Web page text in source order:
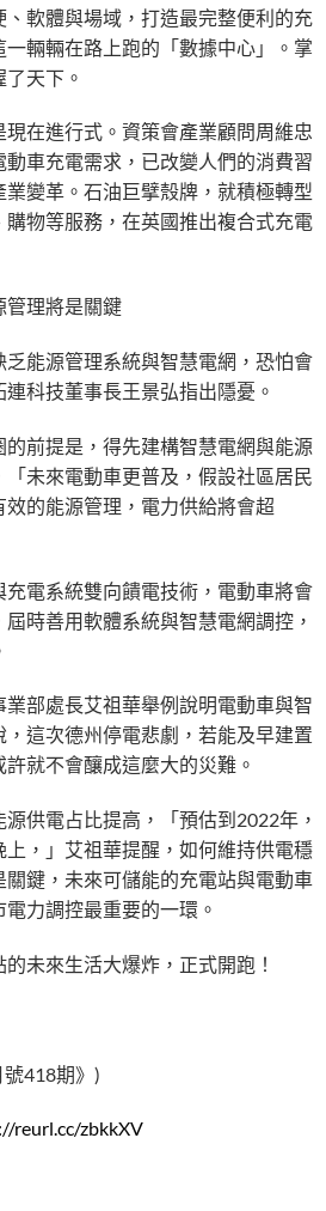
軟體與場域，打造最完整便利的充
輛輛在路上跑的「數據中心」。掌
天下。
在進行式。資策會產業顧問周維忠
車充電需求，已改變人們的消費習
變革。石油巨擘殼牌，就積極轉型
物等服務，在英國推出複合式充電
管理將是關鍵
乏能源管理系統與智慧電網，恐怕會
科技董事長王景弘指出隱憂。
前提是，得先建構智慧電網與能源
未來電動車更普及，假設社區居民
的能源管理，電力供給將會超
電系統雙向饋電技術，電動車將會
時善用軟體系統與智慧電網調控，
部處長艾祖華舉例說明電動車與智
這次德州停電悲劇，若能及早建置
就不會釀成這麼大的災難。
供電占比提高，「預估到2022年，
，」艾祖華提醒，如何維持供電穩
鍵，未來可儲能的充電站與電動車
力調控最重要的一環。
未來生活大爆炸，正式開跑！
418期》)
reurl.cc/zbkkXV